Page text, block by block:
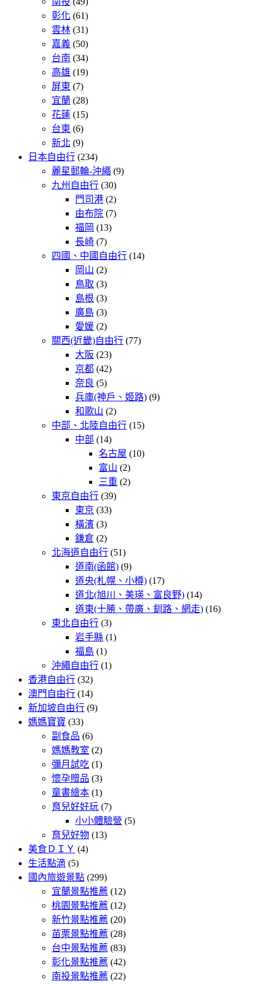
彰化 (61)
雲林 (31)
嘉義 (50)
台南 (34)
高雄 (19)
屏東 (7)
宜蘭 (28)
花蓮 (15)
台東 (6)
新北 (9)
日本自由行 (234)
麗星郵輪-沖繩 (9)
九州自由行 (30)
門司港 (2)
由布院 (7)
福岡 (13)
長崎 (7)
四國、中國自由行 (14)
岡山 (2)
鳥取 (3)
島根 (3)
廣島 (3)
愛媛 (2)
關西(近畿)自由行 (77)
大阪 (23)
京都 (42)
奈良 (5)
兵庫(神戶、姬路) (9)
和歌山 (2)
中部、北陸自由行 (15)
中部 (14)
名古屋 (10)
富山 (2)
三重 (2)
東京自由行 (39)
東京 (33)
橫濱 (3)
鎌倉 (2)
北海道自由行 (51)
道南(函館) (9)
道央(札幌、小樽) (17)
道北(旭川、美瑛、富良野) (14)
道東(十勝、帶廣、釧路、網走) (16)
東北自由行 (3)
岩手縣 (1)
福島 (1)
沖繩自由行 (1)
香港自由行 (32)
澳門自由行 (14)
新加坡自由行 (9)
媽媽寶寶 (33)
副食品 (6)
媽媽教室 (2)
彌月試吃 (1)
懷孕贈品 (3)
童書繪本 (1)
育兒好好玩 (7)
小小體驗營 (5)
育兒好物 (13)
美食ＤＩＹ (4)
生活點滴 (5)
國內旅遊景點 (299)
宜蘭景點推薦 (12)
桃園景點推薦 (12)
新竹景點推薦 (20)
苗栗景點推薦 (28)
台中景點推薦 (83)
彰化景點推薦 (42)
南投景點推薦 (22)